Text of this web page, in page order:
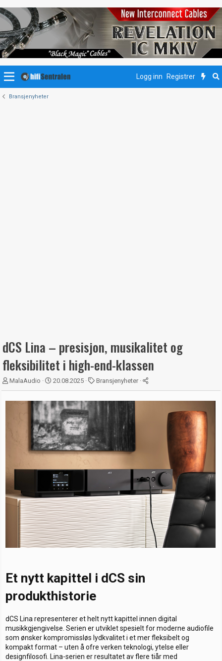
Logg inn Registrer
Bransjenyheter
dCS Lina – presisjon, musikalitet og
fleksibilitet i high-end-klassen
T
r
a
MalaAudio
S
t
r
t
d
a
t
o
20.08.2025
K
a
e
g
r
i
Bransjenyheter
Et nytt kapittel i dCS sin
produkthistorie
dCS Lina representerer et helt nytt kapittel innen digital
musikkgjengivelse. Serien er utviklet spesielt for moderne audiofile
som ønsker kompromissløs lydkvalitet i et mer fleksibelt og
kompakt format – uten å ofre verken teknologi, ytelse eller
designfilosofi. Lina-serien er resultatet av flere tiår med